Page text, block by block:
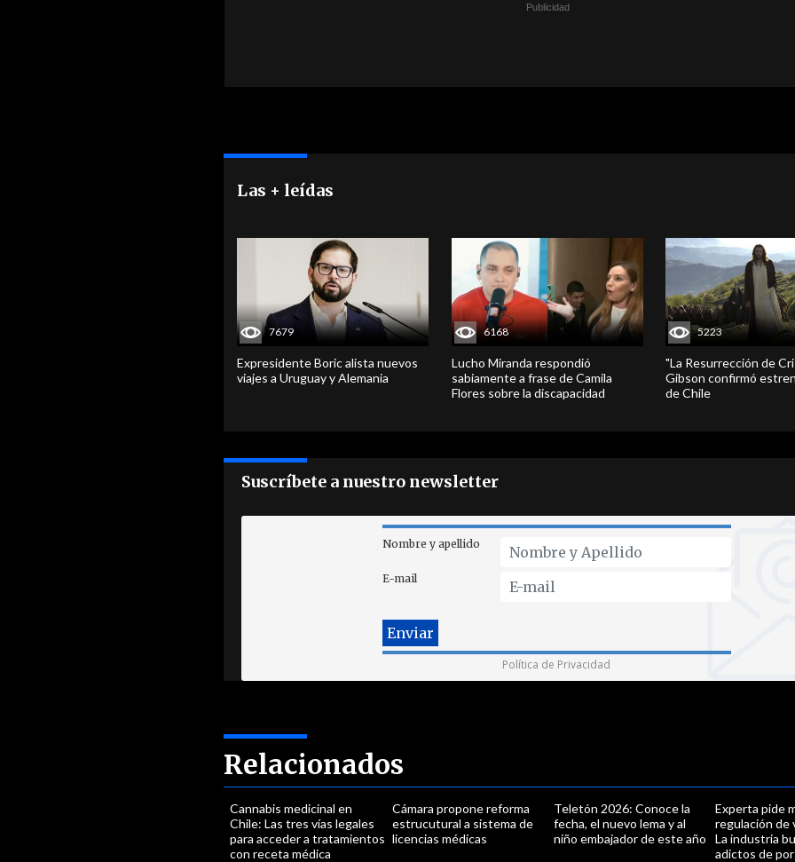
Las + leídas
7679
Expresidente Boric alista nuevos
viajes a Uruguay y Alemania
6168
Lucho Miranda respondió
sabiamente a frase de Camila
Flores sobre la discapacidad
5223
"La Resurrección de
Gibson confirmó
de Chile
Suscríbete a nuestro newsletter
Nombre y apellido
E-mail
Política de Privacidad
Relacionados
Cannabis medicinal en
Chile: Las tres vías legales
para acceder a tratamientos
con receta médica
Cámara propone reforma
estrucutural a sistema de
licencias médicas
Teletón 2026: Conoce la
fecha, el nuevo lema y al
niño embajador de este año
Experta pide
regulación de
La industria
adictos de